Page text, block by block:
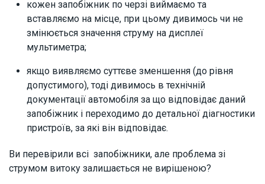
кожен запобіжник по черзі виймаємо та
вставляємо на місце, при цьому дивимось чи не
змінюється значення струму на дисплеї
мультиметра;
якщо виявляємо суттєве зменшення (до рівня
допустимого), тоді дивимось в технічній
документації автомобіля за що відповідає даний
запобіжник і переходимо до детальної діагностики
пристроїв, за які він відповідає.
Ви перевірили всі запобіжники, але проблема зі
струмом витоку залишається не вирішеною?